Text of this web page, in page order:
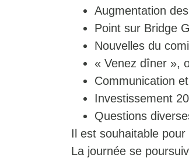
Augmentation
Point sur Bridge
Nouvelles du
« Venez dîner »,
Communication
Investissement
Questions
Il est souhaitable
La journée se